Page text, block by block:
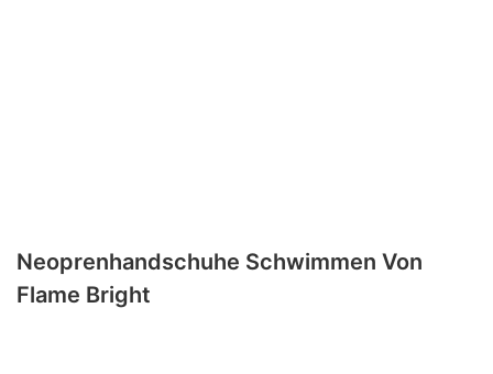
Neoprenhandschuhe Schwimmen Von
Flame Bright